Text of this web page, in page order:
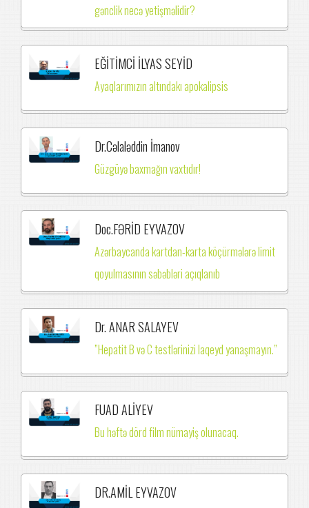
gənclik necə yetişməlidir?
EĞİTİMCİ İLYAS SEYİD
Ayaqlarımızın altındakı apokalipsis
Dr.Cəlaləddin İmanov
Güzgüyə baxmağın vaxtıdır!
Doc.FƏRİD EYVAZOV
Azərbaycanda kartdan-karta köçürmələrə limit
qoyulmasının səbəbləri açıqlanıb
Dr. ANAR SALAYEV
”Hepatit B və C testlərinizi laqeyd yanaşmayın.”
FUAD ALİYEV
Bu həftə dörd film nümayiş olunacaq.
DR.AMİL EYVAZOV